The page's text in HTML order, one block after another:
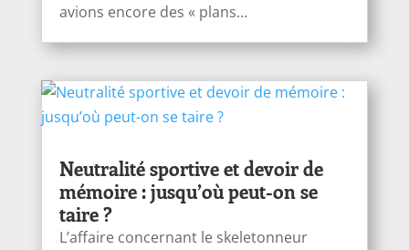
avions encore des « plans...
Neutralité sportive et devoir de
mémoire : jusqu’où peut-on se
taire ?
L’affaire concernant le skeletonneur